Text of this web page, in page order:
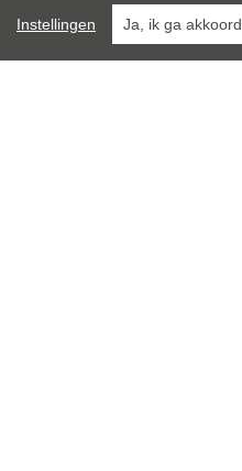
Instellingen Ja, ik ga akkoord